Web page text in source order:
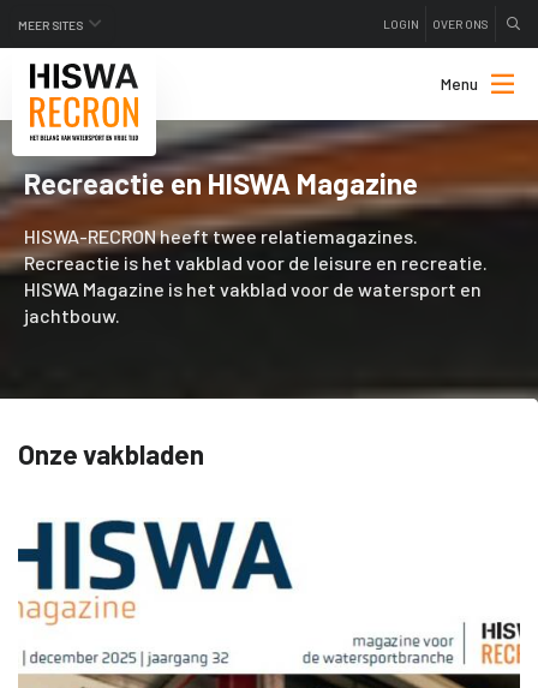
MEER SITES LOGIN OVER ONS
Menu
Recreactie en HISWA Magazine
HISWA-RECRON heeft twee relatiemagazines.
Recreactie is het vakblad voor de leisure en recreatie.
HISWA Magazine is het vakblad voor de watersport en
jachtbouw.
Onze vakbladen